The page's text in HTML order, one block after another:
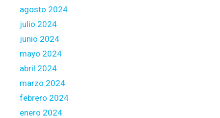
agosto 2024
julio 2024
junio 2024
mayo 2024
abril 2024
marzo 2024
febrero 2024
enero 2024